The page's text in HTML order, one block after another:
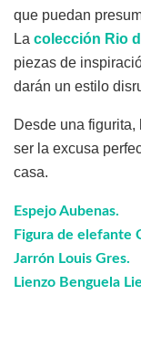
que puedan
La colección Rio
piezas de
darán un estilo
Desde una
ser la excusa
casa.
Espejo Aubenas.
Figura de elefante
Jarrón Louis Gres.
Lienzo Benguela